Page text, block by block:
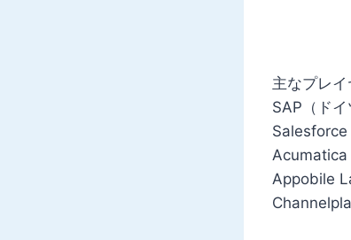
主なプレ
SAP（ド
Salesforce
Acumatica
Appobile